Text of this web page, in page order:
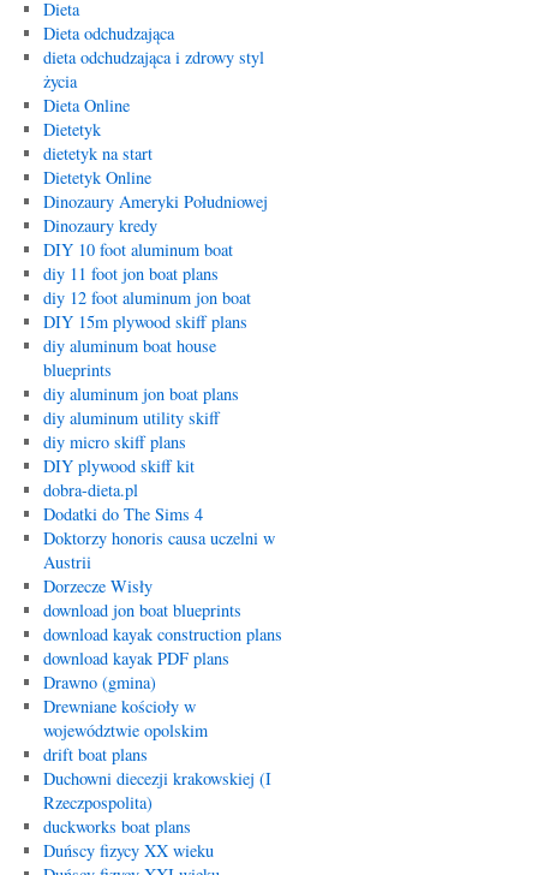
Dieta
Dieta odchudzająca
dieta odchudzająca i zdrowy styl
życia
Dieta Online
Dietetyk
dietetyk na start
Dietetyk Online
Dinozaury Ameryki Południowej
Dinozaury kredy
DIY 10 foot aluminum boat
diy 11 foot jon boat plans
diy 12 foot aluminum jon boat
DIY 15m plywood skiff plans
diy aluminum boat house
blueprints
diy aluminum jon boat plans
diy aluminum utility skiff
diy micro skiff plans
DIY plywood skiff kit
dobra-dieta.pl
Dodatki do The Sims 4
Doktorzy honoris causa uczelni w
Austrii
Dorzecze Wisły
download jon boat blueprints
download kayak construction plans
download kayak PDF plans
Drawno (gmina)
Drewniane kościoły w
województwie opolskim
drift boat plans
Duchowni diecezji krakowskiej (I
Rzeczpospolita)
duckworks boat plans
Duńscy fizycy XX wieku